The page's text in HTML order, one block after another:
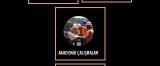
AKADEMİK ÇALIŞMALAR